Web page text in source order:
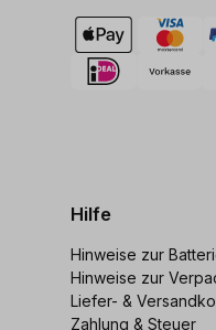
Hilfe
Hinweise zur
Hinweise zur
Liefer- &
Zahlung & Steuer